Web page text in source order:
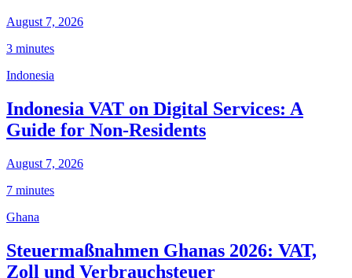
August 7, 2026
3 minutes
Indonesia
Indonesia VAT on Digital Services: A
Guide for Non-Residents
August 7, 2026
7 minutes
Ghana
Steuermaßnahmen Ghanas 2026: VAT,
Zoll und Verbrauchsteuer